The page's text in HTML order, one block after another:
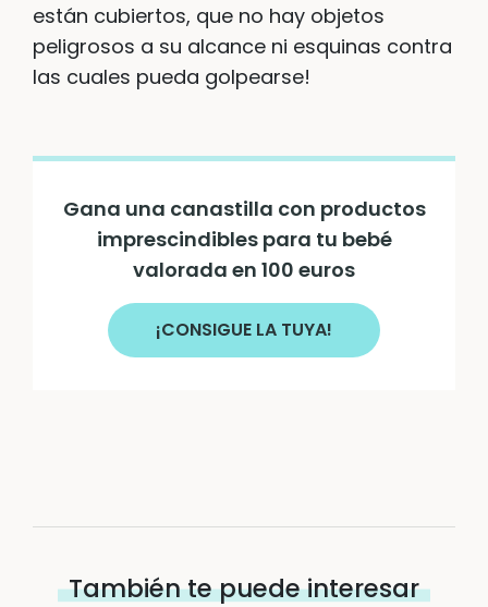
están cubiertos, que no hay objetos
peligrosos a su alcance ni esquinas contra
las cuales pueda golpearse!
Gana una canastilla con productos
imprescindibles para tu bebé
valorada en 100 euros
¡CONSIGUE LA TUYA!
También te puede interesar